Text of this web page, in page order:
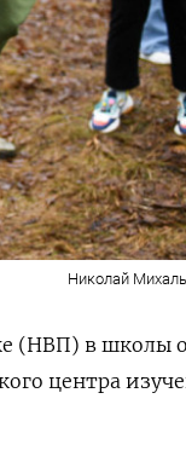
Николай
(НВП) в школы
центра